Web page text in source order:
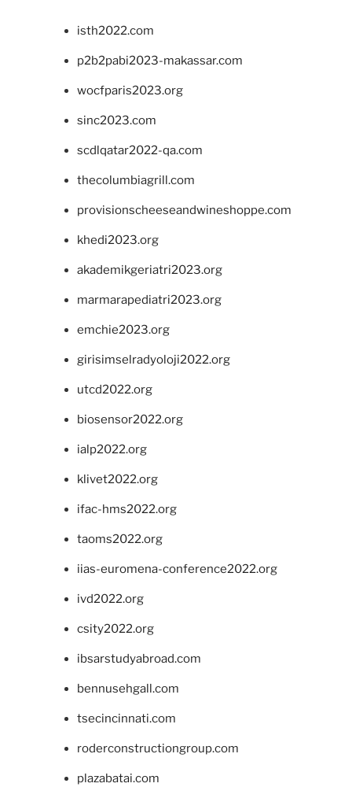
isth2022.com
p2b2pabi2023-makassar.com
wocfparis2023.org
sinc2023.com
scdlqatar2022-qa.com
thecolumbiagrill.com
provisionscheeseandwineshoppe.com
khedi2023.org
akademikgeriatri2023.org
marmarapediatri2023.org
emchie2023.org
girisimselradyoloji2022.org
utcd2022.org
biosensor2022.org
ialp2022.org
klivet2022.org
ifac-hms2022.org
taoms2022.org
iias-euromena-conference2022.org
ivd2022.org
csity2022.org
ibsarstudyabroad.com
bennusehgall.com
tsecincinnati.com
roderconstructiongroup.com
plazabatai.com